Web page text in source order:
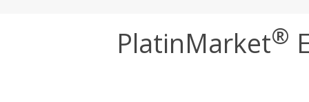
PlatinMarket®